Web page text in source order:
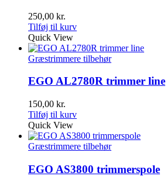
250,00 kr.
Tilføj til kurv
Quick View
Græstrimmere tilbehør
EGO AL2780R trimmer line
150,00 kr.
Tilføj til kurv
Quick View
Græstrimmere tilbehør
EGO AS3800 trimmerspole